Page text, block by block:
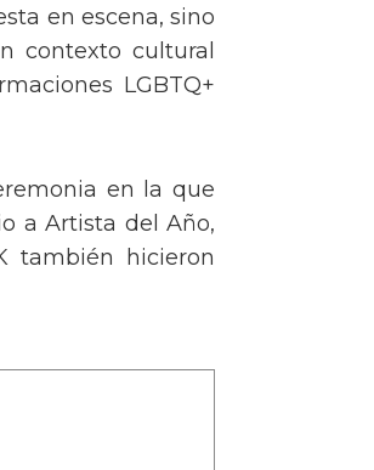
en escena, sino
contexto cultural
LGBTQ+
en la que
a Artista del Año,
también hicieron